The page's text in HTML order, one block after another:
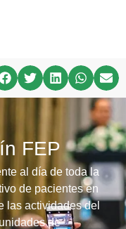
FEP
al día de toda la
de pacientes en
las actividades del
de